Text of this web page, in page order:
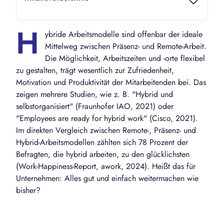
H
ybride Arbeitsmodelle sind offenbar der ideale
Mittelweg zwischen Präsenz- und Remote-Arbeit.
Die Möglichkeit, Arbeitszeiten und -orte flexibel
zu gestalten, trägt wesentlich zur Zufriedenheit,
Motivation und Produktivität der Mitarbeitenden bei. Das
zeigen mehrere Studien, wie z. B. "Hybrid und
selbstorganisiert" (Fraunhofer IAO, 2021) oder
"Employees are ready for hybrid work" (Cisco, 2021).
Im direkten Vergleich zwischen Remote-, Präsenz- und
Hybrid-Arbeitsmodellen zählten sich 78 Prozent der
Befragten, die hybrid arbeiten, zu den glücklichsten
(Work-Happiness-Report, awork, 2024). Heißt das für
Unternehmen: Alles gut und einfach weitermachen wie
bisher?